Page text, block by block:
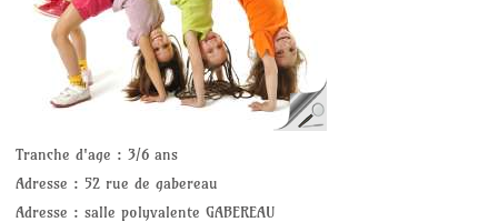
DESSIN MANGA
Activités Ados Adultes
AQUACAL CARDIO
Tranche d'age : 3/6 ans
Adresse : 52 rue de gabereau
Adresse : salle polyvalente GABEREAU